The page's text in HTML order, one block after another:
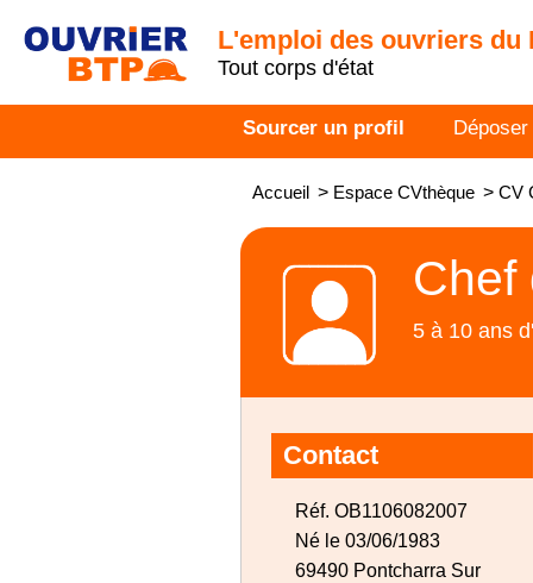
L'emploi des ouvriers du
Tout corps d'état
Sourcer un profil
Accueil > Espace CVthèque > CV
Chef
5 à 10 ans
Contact
Réf. OB1106082007
Né le 03/06/1983
69490 Pontcharra Sur